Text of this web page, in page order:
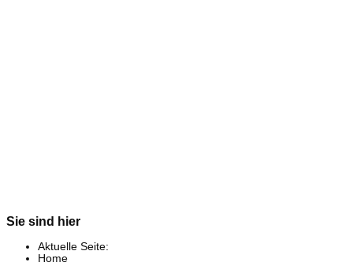
Sie sind hier
Aktuelle Seite:
Home